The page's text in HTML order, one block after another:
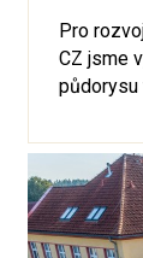
Pro
CZ jsme
půdorysu